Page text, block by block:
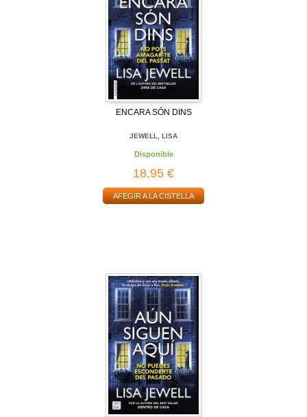
ENCARA SÓN DINS
JEWELL, LISA
Disponible
18,95 €
AFEGIR A LA CISTELLA